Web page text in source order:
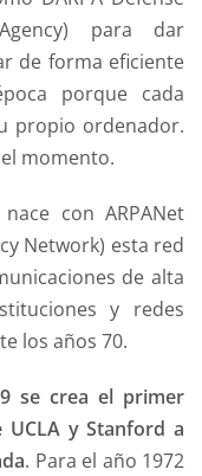
para dar
de forma eficiente
porque cada
propio ordenador.
momento.
con ARPANet
Network) esta red
de alta
y redes
los años 70.
se crea el primer
UCLA y Stanford a
. Para el año 1972